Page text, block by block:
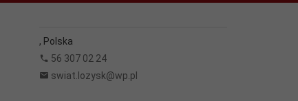
, Polska
56 307 02 24
swiat.lozysk@wp.pl